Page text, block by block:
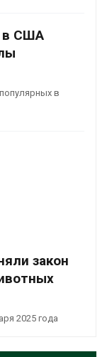
в США
в
закон
2025 года